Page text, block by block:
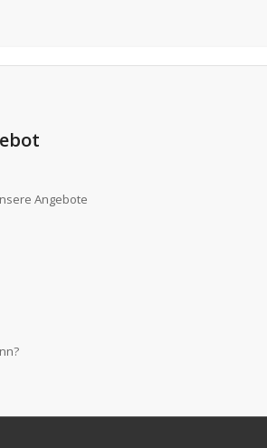
Angebote